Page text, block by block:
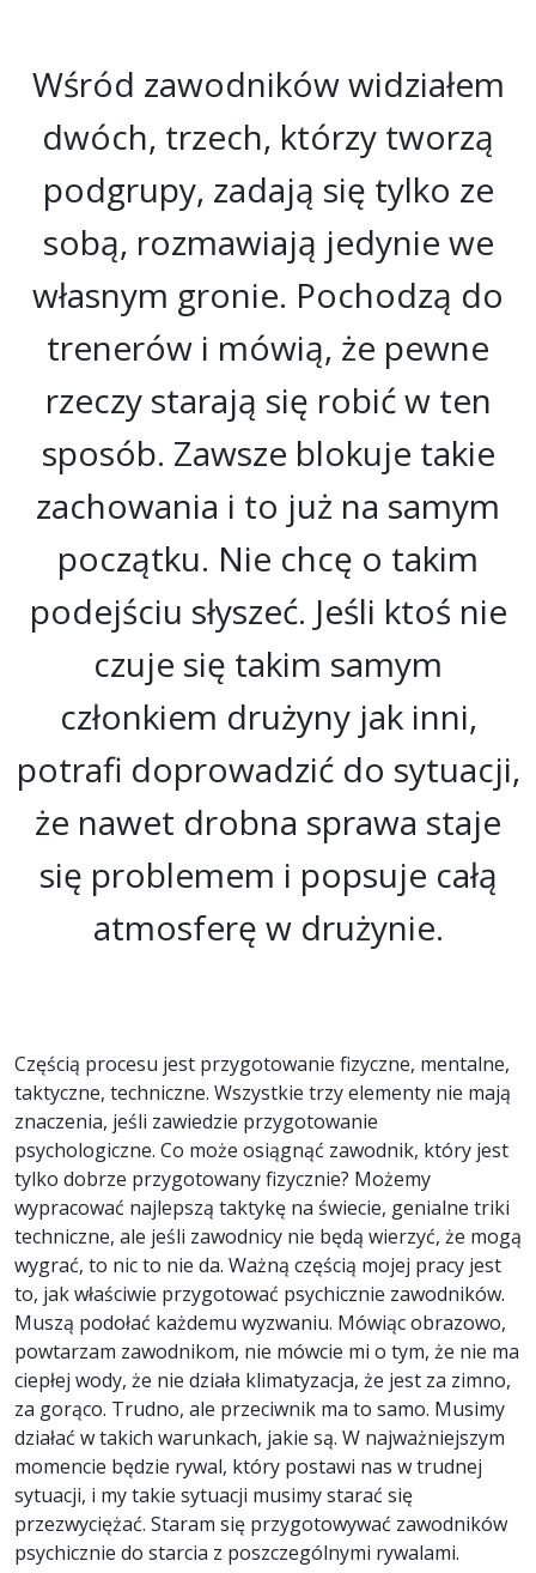
Wśród zawodników widziałem
dwóch, trzech, którzy tworzą
podgrupy, zadają się tylko ze
sobą, rozmawiają jedynie we
własnym gronie. Pochodzą do
trenerów i mówią, że pewne
rzeczy starają się robić w ten
sposób. Zawsze blokuje takie
zachowania i to już na samym
początku. Nie chcę o takim
podejściu słyszeć. Jeśli ktoś nie
czuje się takim samym
członkiem drużyny jak inni,
potrafi doprowadzić do sytuacji,
że nawet drobna sprawa staje
się problemem i popsuje całą
atmosferę w drużynie.
Częścią procesu jest przygotowanie fizyczne, mentalne,
taktyczne, techniczne. Wszystkie trzy elementy nie mają
znaczenia, jeśli zawiedzie przygotowanie
psychologiczne. Co może osiągnąć zawodnik, który jest
tylko dobrze przygotowany fizycznie? Możemy
wypracować najlepszą taktykę na świecie, genialne triki
techniczne, ale jeśli zawodnicy nie będą wierzyć, że mogą
wygrać, to nic to nie da. Ważną częścią mojej pracy jest
to, jak właściwie przygotować psychicznie zawodników.
Muszą podołać każdemu wyzwaniu. Mówiąc obrazowo,
powtarzam zawodnikom, nie mówcie mi o tym, że nie ma
ciepłej wody, że nie działa klimatyzacja, że jest za zimno,
za gorąco. Trudno, ale przeciwnik ma to samo. Musimy
działać w takich warunkach, jakie są. W najważniejszym
momencie będzie rywal, który postawi nas w trudnej
sytuacji, i my takie sytuacji musimy starać się
przezwyciężać. Staram się przygotowywać zawodników
psychicznie do starcia z poszczególnymi rywalami.